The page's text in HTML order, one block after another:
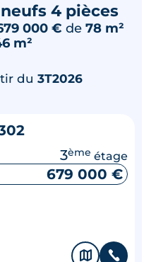
4 pièces
000 € de 78 m²
m²
du 3T2026
3ème étage
679 000 €
🗞 📞